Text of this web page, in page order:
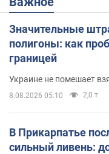
Значительные
полигоны: как
границей
Украине не помешает
8.08.2026 05:10 2,0 т.
В Прикарпатье
сильный ливень: